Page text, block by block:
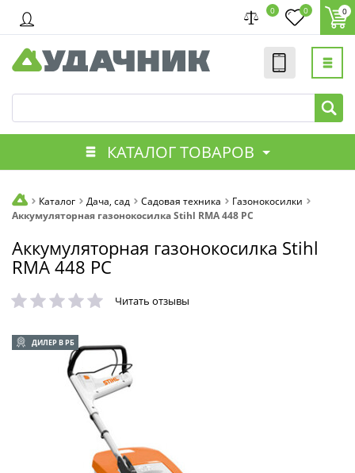
0 0 0
КАТАЛОГ ТОВАРОВ
Каталог Дача, сад Садовая техника
Газонокосилки
Аккумуляторная газонокосилка Stihl RMA 448 PC
Аккумуляторная газонокосилка Stihl
RMA 448 PC
Читать отзывы
ДИЛЕР В РБ